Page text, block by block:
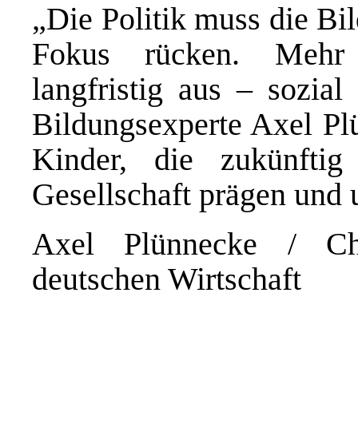
„Die Politik muss die
Fokus rücken.
langfristig aus –
Bildungsexperte Axel
Kinder, die
Gesellschaft prägen und
Axel Plünnecke /
deutschen Wirtschaft